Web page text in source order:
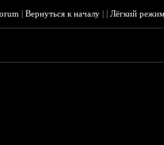
|Вернуться к началу ||Лёгкий